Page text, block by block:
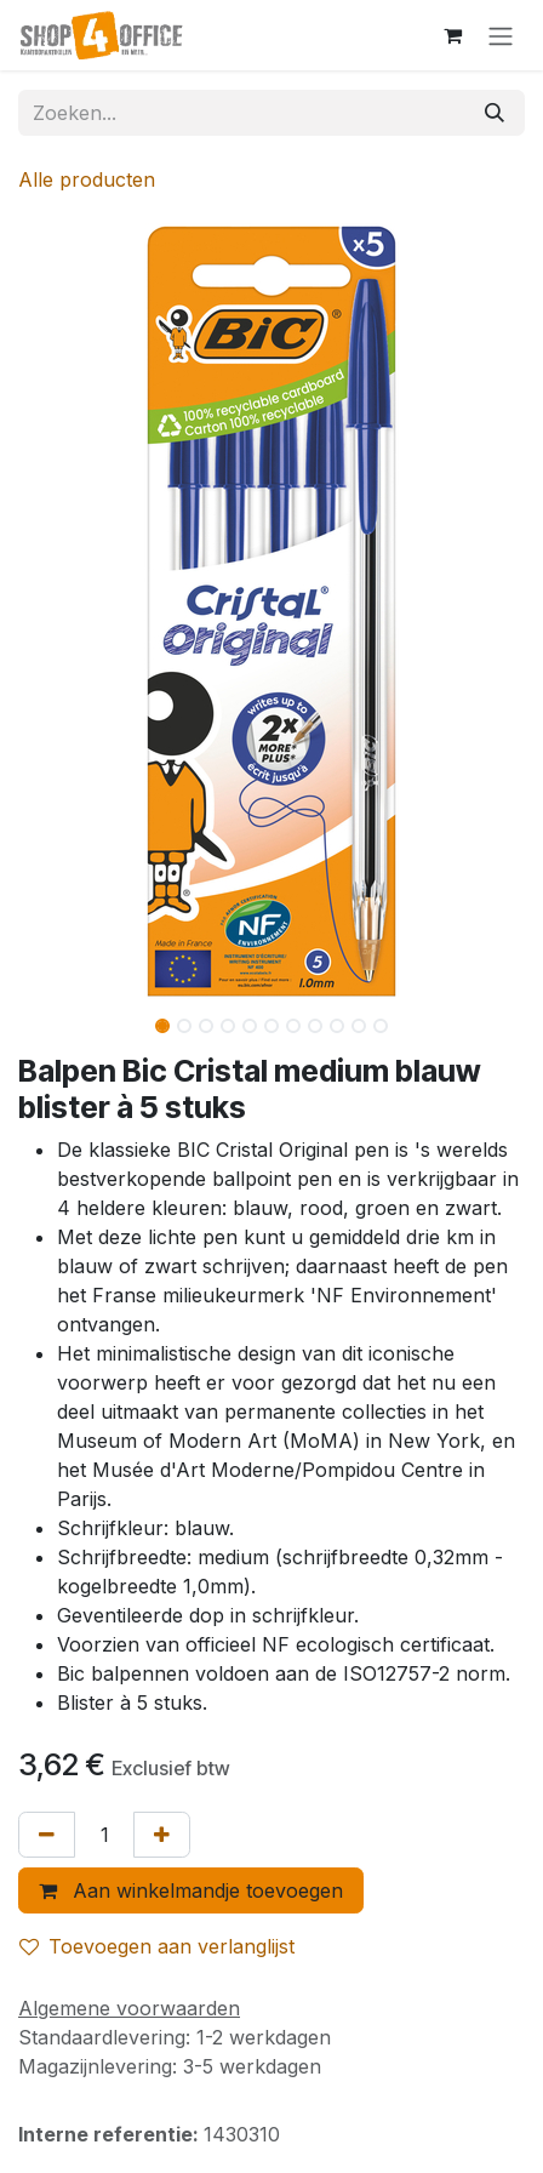
Overslaan naar inhoud
Alle producten
Balpen Bic Cristal medium blauw
blister à 5 stuks
De klassieke BIC Cristal Original pen is 's werelds
bestverkopende ballpoint pen en is verkrijgbaar in
4 heldere kleuren: blauw, rood, groen en zwart.
Met deze lichte pen kunt u gemiddeld drie km in
blauw of zwart schrijven; daarnaast heeft de pen
het Franse milieukeurmerk 'NF Environnement'
ontvangen.
Het minimalistische design van dit iconische
voorwerp heeft er voor gezorgd dat het nu een
deel uitmaakt van permanente collecties in het
Museum of Modern Art (MoMA) in New York, en
het Musée d'Art Moderne/Pompidou Centre in
Parijs.
Schrijfkleur: blauw.
Schrijfbreedte: medium (schrijfbreedte 0,32mm -
kogelbreedte 1,0mm).
Geventileerde dop in schrijfkleur.
Voorzien van officieel NF ecologisch certificaat.
Bic balpennen voldoen aan de ISO12757-2 norm.
Blister à 5 stuks.
3,62 € Exclusief btw
Aan winkelmandje toevoegen
Toevoegen aan verlanglijst
Algemene voorwaarden
Standaardlevering: 1-2 werkdagen
Magazijnlevering: 3-5 werkdagen
Interne referentie: 1430310